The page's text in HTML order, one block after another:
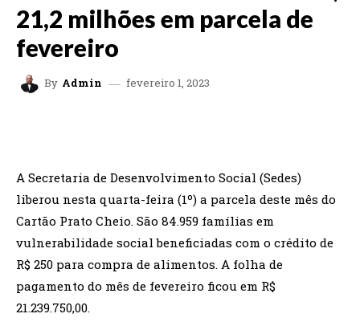
21,2 milhões em parcela de
fevereiro
By Admin fevereiro 1, 2023
A Secretaria de Desenvolvimento Social (Sedes)
liberou nesta quarta-feira (1º) a parcela deste mês do
Cartão Prato Cheio. São 84.959 famílias em
vulnerabilidade social beneficiadas com o crédito de
R$ 250 para compra de alimentos. A folha de
pagamento do mês de fevereiro ficou em R$
21.239.750,00.